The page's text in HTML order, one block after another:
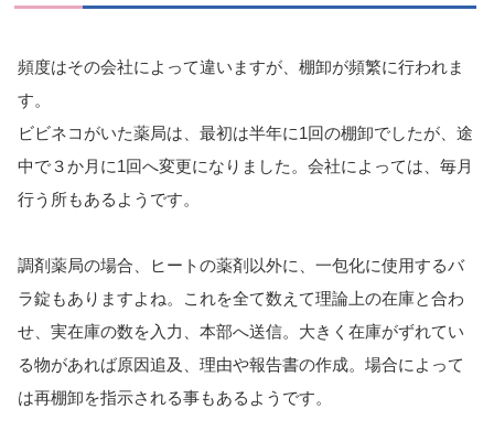
頻度はその会社によって違いますが、棚卸が頻繁に行われま
す。
ビビネコがいた薬局は、最初は半年に1回の棚卸でしたが、途
中で３か月に1回へ変更になりました。会社によっては、毎月
行う所もあるようです。
調剤薬局の場合、ヒートの薬剤以外に、一包化に使用するバ
ラ錠もありますよね。これを全て数えて理論上の在庫と合わ
せ、実在庫の数を入力、本部へ送信。大きく在庫がずれてい
る物があれば原因追及、理由や報告書の作成。場合によって
は再棚卸を指示される事もあるようです。